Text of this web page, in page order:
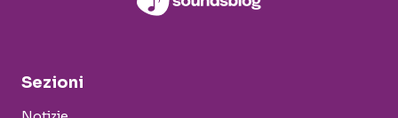
Sezioni